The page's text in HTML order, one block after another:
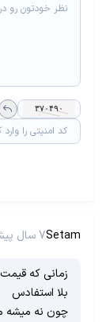
Setam7 سال پیش
زمانی که قیمت
بلا استفادس
چون نه میشه